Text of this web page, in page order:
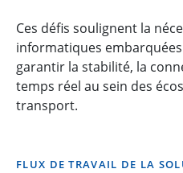
Ces défis soulignent la
informatiques
garantir la stabilité, la
temps réel au sein des
transport.
FLUX DE TRAVAIL DE LA